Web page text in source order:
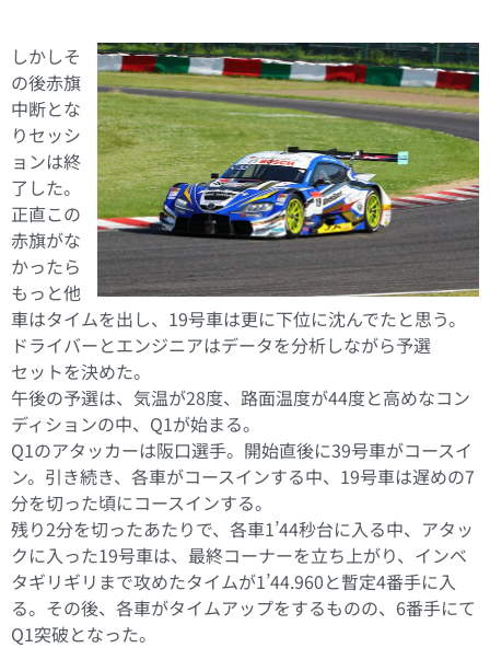
しかしそ
の後赤旗
中断とな
りセッシ
ョンは終
了した。
正直この
赤旗がな
かったら
もっと他
車はタイムを出し、19号車は更に下位に沈んでたと思う。
ドライバーとエンジニアはデータを分析しながら予選
セットを決めた。
午後の予選は、気温が28度、路面温度が44度と高めなコン
ディションの中、Q1が始まる。
Q1のアタッカーは阪口選手。開始直後に39号車がコースイ
ン。引き続き、各車がコースインする中、19号車は遅めの7
分を切った頃にコースインする。
残り2分を切ったあたりで、各車1’44秒台に入る中、アタッ
クに入った19号車は、最終コーナーを立ち上がり、インベ
タギリギリまで攻めたタイムが1’44.960と暫定4番手に入
る。その後、各車がタイムアップをするものの、6番手にて
Q1突破となった。